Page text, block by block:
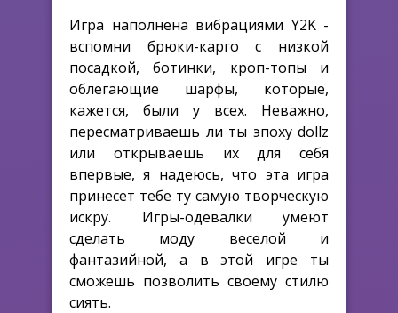
Игра наполнена вибрациями Y2K -
вспомни брюки-карго с низкой
посадкой, ботинки, кроп-топы и
облегающие шарфы, которые,
кажется, были у всех. Неважно,
пересматриваешь ли ты эпоху dollz
или открываешь их для себя
впервые, я надеюсь, что эта игра
принесет тебе ту самую творческую
искру. Игры-одевалки умеют
сделать моду веселой и
фантазийной, а в этой игре ты
сможешь позволить своему стилю
сиять.